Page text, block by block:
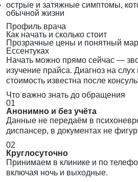
острые и затяжные симптомы,
обычной жизни
Профиль врача
Как начать и сколько стоит
Прозрачные цены и понятный
Ессентуках
Начать можно прямо сейчас —
изучение прайса. Диагноз на
стоимость известна после
Что важно знать до обращения
01
Анонимно и без учёта
Данные не передаём в
диспансер, в документах не
02
Круглосуточно
Принимаем в клинике и по
включая ночь и выходные.